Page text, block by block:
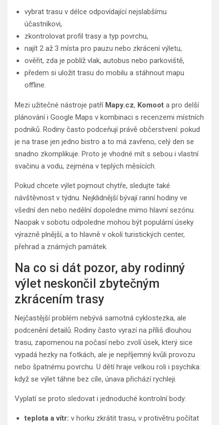
vybrat trasu v délce odpovídající nejslabšímu
účastníkovi,
zkontrolovat profil trasy a typ povrchu,
najít 2 až 3 místa pro pauzu nebo zkrácení výletu,
ověřit, zda je poblíž vlak, autobus nebo parkoviště,
předem si uložit trasu do mobilu a stáhnout mapu
offline.
Mezi užitečné nástroje patří Mapy.cz, Komoot a pro delší
plánování i Google Maps v kombinaci s recenzemi místních
podniků. Rodiny často podceňují právě občerstvení: pokud
je na trase jen jedno bistro a to má zavřeno, celý den se
snadno zkomplikuje. Proto je vhodné mít s sebou i vlastní
svačinu a vodu, zejména v teplých měsících.
Pokud chcete výlet pojmout chytře, sledujte také
návštěvnost v týdnu. Nejklidnější bývají ranní hodiny ve
všední den nebo nedělní dopoledne mimo hlavní sezónu.
Naopak v sobotu odpoledne mohou být populární úseky
výrazně plnější, a to hlavně v okolí turistických center,
přehrad a známých památek.
Na co si dát pozor, aby rodinný
výlet neskončil zbytečným
zkrácením trasy
Nejčastější problém nebývá samotná cyklostezka, ale
podcenění detailů. Rodiny často vyrazí na příliš dlouhou
trasu, zapomenou na počasí nebo zvolí úsek, který sice
vypadá hezky na fotkách, ale je nepříjemný kvůli provozu
nebo špatnému povrchu. U dětí hraje velkou roli i psychika:
když se výlet táhne bez cíle, únava přichází rychleji.
Vyplatí se proto sledovat i jednoduché kontrolní body:
teplota a vítr: v horku zkrátit trasu, v protivětru počítat